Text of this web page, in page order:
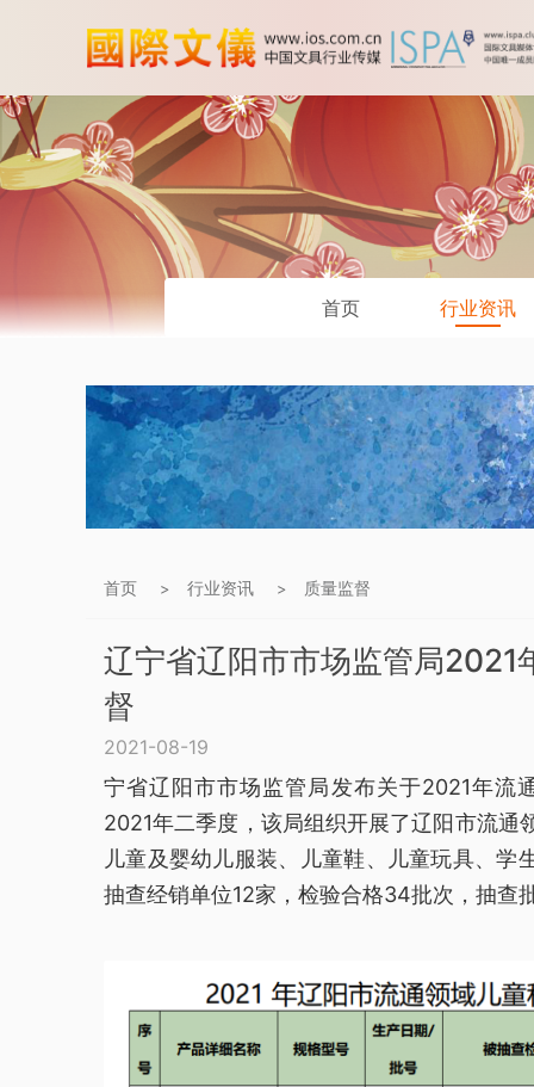
首页 行业资讯
首页 > 行业资讯 > 质量监督
辽宁省辽阳市市场监管局2021
督
2021-08-19
宁省辽阳市市场监管局发布关于2021年流
2021年二季度，该局组织开展了辽阳市流通
儿童及婴幼儿服装、儿童鞋、儿童玩具、
抽查经销单位12家，检验合格34批次，抽查